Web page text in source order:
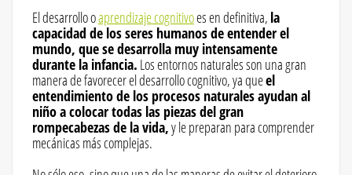
El desarrollo oaprendizaje cognitivoes en definitiva, la
capacidad de los seres humanos de entender el
mundo, que se desarrolla muy intensamente
durante la infancia. Los entornos naturales son una gran
manera de favorecer el desarrollo cognitivo, ya queel
entendimiento de los procesos naturales ayudan al
niño a colocar todas las piezas del gran
rompecabezas de la vida,y le preparan para comprender
mecánicas más complejas.